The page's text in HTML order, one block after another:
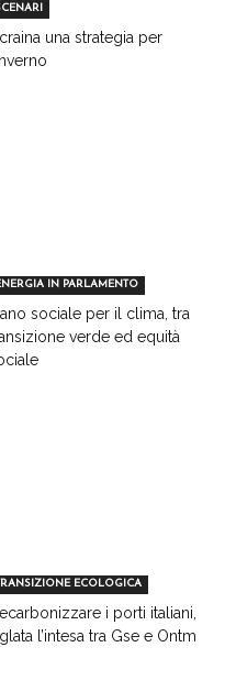
una strategia per
IN PARLAMENTO
sociale per il clima, tra
verde ed equità
ECOLOGICA
i porti italiani,
l’intesa tra Gse e Ontm